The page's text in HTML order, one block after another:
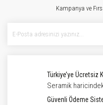
Kampanya ve
Türkiye’ye Ücretsiz
Seramik
Güvenli Ödeme